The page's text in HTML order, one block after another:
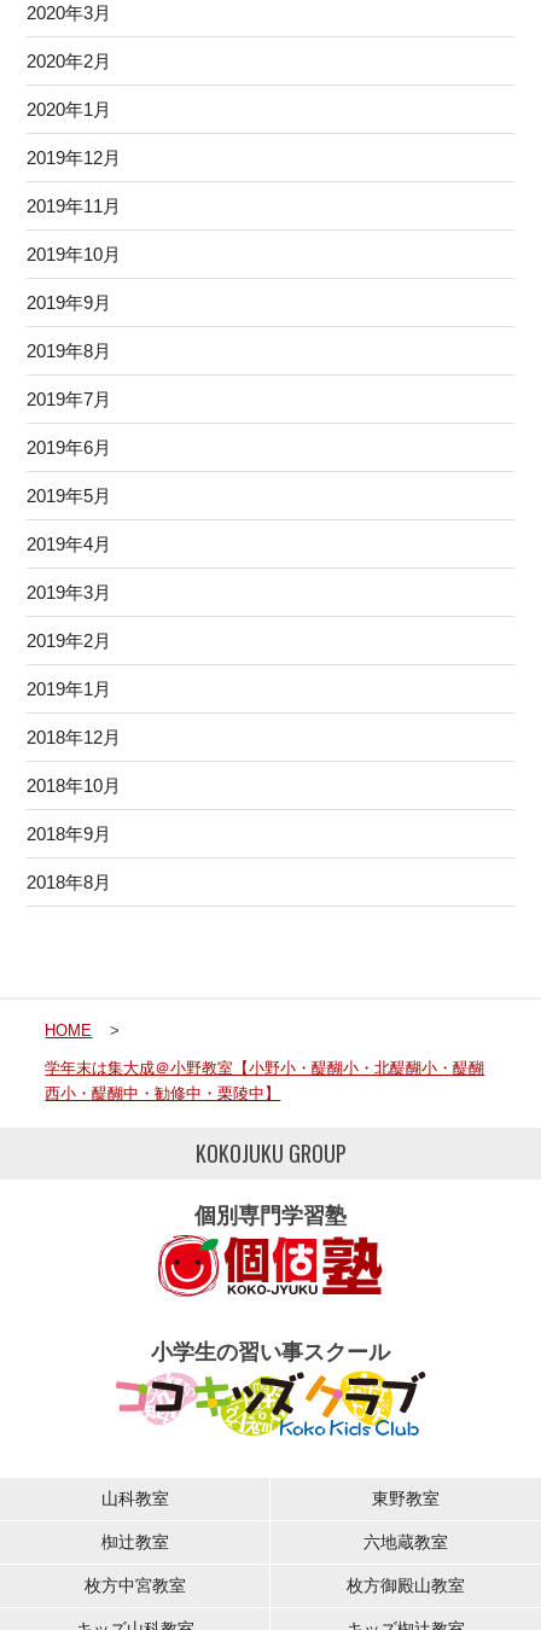
2020年3月
2020年2月
2020年1月
2019年12月
2019年11月
2019年10月
2019年9月
2019年8月
2019年7月
2019年6月
2019年5月
2019年4月
2019年3月
2019年2月
2019年1月
2018年12月
2018年10月
2018年9月
2018年8月
HOME >
学年末は集大成＠小野教室【小野小・醍醐小・北醍醐小・醍醐
西小・醍醐中・勧修中・栗陵中】
KOKOJUKU GROUP
個別専門学習塾
小学生の習い事スクール
山科教室 東野教室
椥辻教室 六地蔵教室
枚方中宮教室 枚方御殿山教室